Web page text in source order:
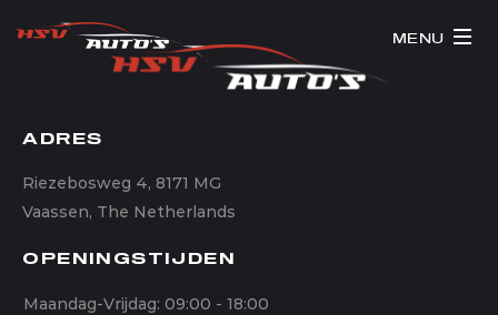
MENU
ADRES
Riezebosweg 4, 8171 MG
Vaassen, The Netherlands
OPENINGSTIJDEN
Maandag-Vrijdag: 09:00 - 18:00